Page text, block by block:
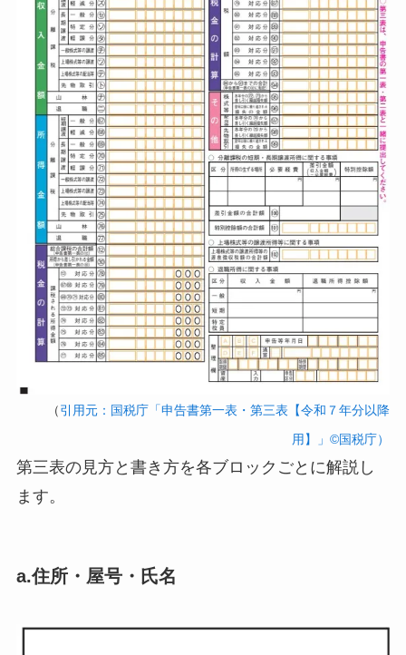
（引用元：国税庁「申告書第一表・第三表【令和７年分以降
用】」©国税庁）
第三表の見方と書き方を各ブロックごとに解説し
ます。
a.住所・屋号・氏名